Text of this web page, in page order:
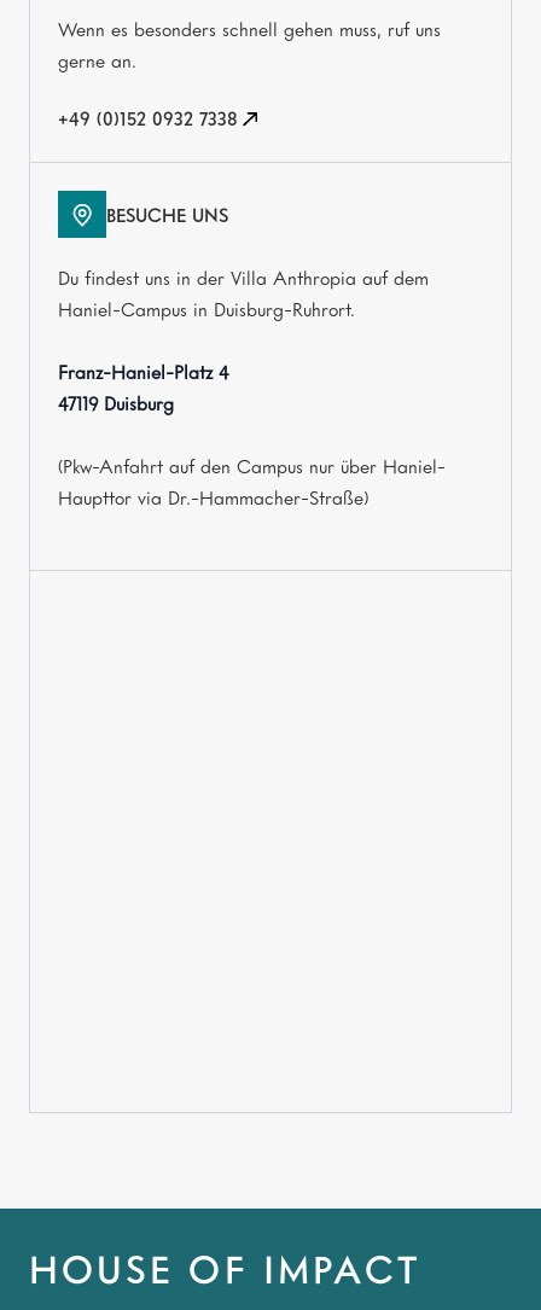
Wenn es besonders schnell gehen muss, ruf uns
gerne an.
+49 (0)152 0932 7338
BESUCHE UNS
Du findest uns in der Villa Anthropia auf dem
Haniel-Campus in Duisburg-Ruhrort.
Franz-Haniel-Platz 4
47119 Duisburg
(Pkw-Anfahrt auf den Campus nur über Haniel-
Haupttor via Dr.-Hammacher-Straße)
HOUSE OF IMPACT